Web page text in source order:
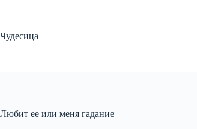
Чудесица
Любит ее или меня гадание